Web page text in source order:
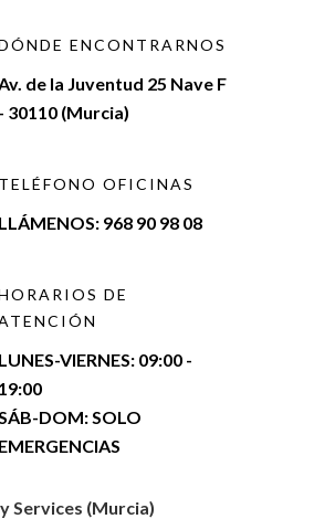
ENCONTRARNOS
Av. de la Juventud 25 Nave F
- 30110 (Murcia)
TELÉFONO OFICINAS
LLÁMENOS: 968 90 98 08
DE
LUNES-VIERNES: 09:00 -
19:00
SÁB-DOM: SOLO
EMERGENCIAS
Services (Murcia)